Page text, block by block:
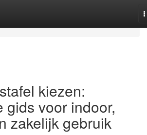
kiezen:
gids voor indoor,
zakelijk gebruik